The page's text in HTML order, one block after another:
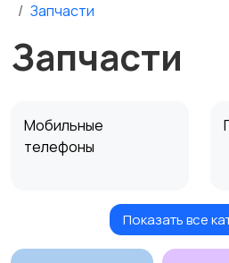
Запчасти
Запчасти
Мобильные
телефоны
Умные часы и
браслеты
Показать все